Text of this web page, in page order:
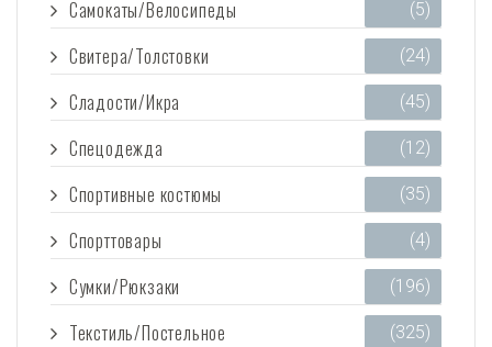
Самокаты/Велосипеды (5)
Свитера/Толстовки (24)
Сладости/Икра (45)
Спецодежда (12)
Спортивные костюмы (35)
Спорттовары (4)
Сумки/Рюкзаки (196)
Текстиль/Постельное (325)